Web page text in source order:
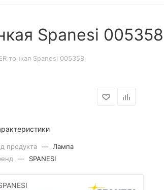
Spanesi 005358
тонкая Spanesi 005358
продукта —
Лампа
— SPANESI